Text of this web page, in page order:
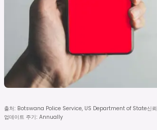
출처: Botswana Police Service, US Department of State신뢰
업데이트 주기: Annually